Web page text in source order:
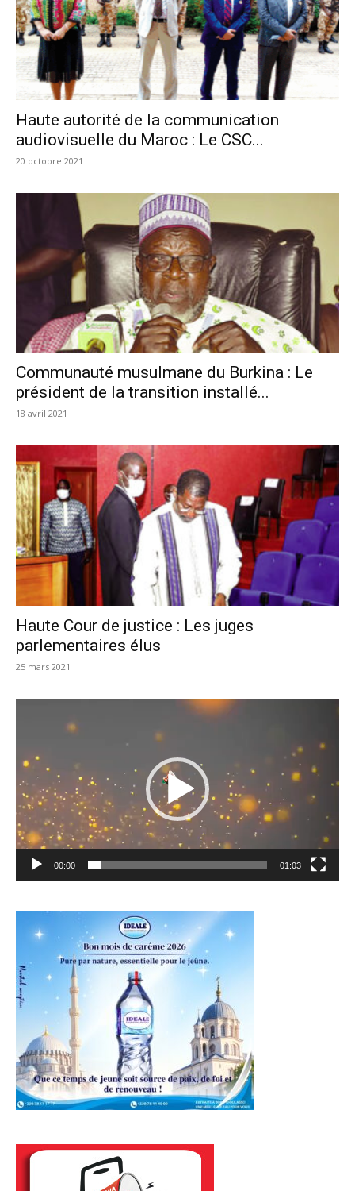
Haute autorité de la communication
audiovisuelle du Maroc : Le CSC...
20 octobre 2021
Communauté musulmane du Burkina : Le
président de la transition installé...
18 avril 2021
Haute Cour de justice : Les juges
parlementaires élus
25 mars 2021
00:00 01:03